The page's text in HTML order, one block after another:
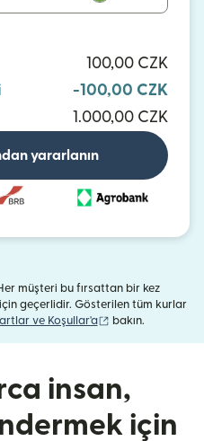
100,00 CZK
-100,00 CZK
1.000,00 CZK
yararlanın
müşteri bu fırsattan bir kez
geçerlidir. Gösterilen tüm kurlar
ve Koşullar'a (yeni pencerede
bakın.
insan,
için